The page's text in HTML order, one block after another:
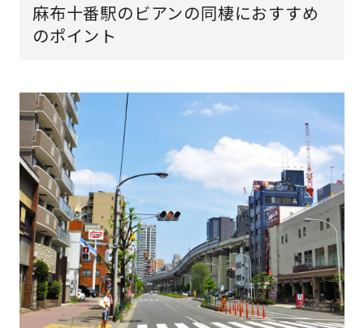
麻布十番駅のビアンの同棲におすすめ
のポイント